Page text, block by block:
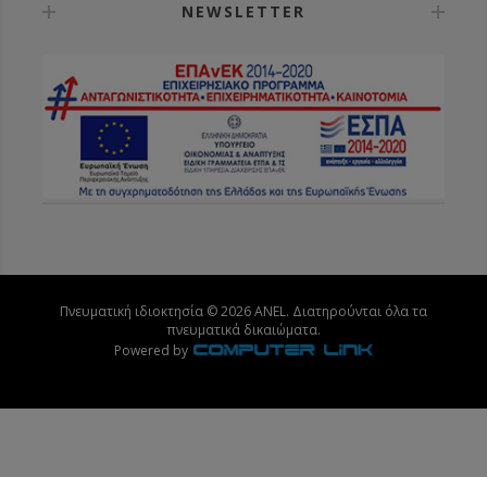
NEWSLETTER
Πνευματική ιδιοκτησία © 2026 ANEL. Διατηρούνται όλα τα
πνευματικά δικαιώματα.
Powered by